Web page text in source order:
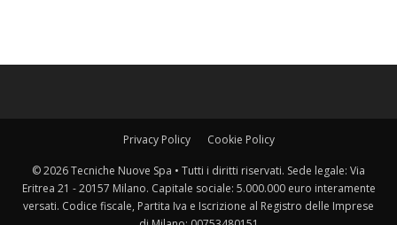
Privacy Policy Cookie Policy
© 2026 Tecniche Nuove Spa • Tutti i diritti riservati. Sede legale: Via
Eritrea 21 - 20157 Milano. Capitale sociale: 5.000.000 euro interamente
versati. Codice fiscale, Partita Iva e Iscrizione al Registro delle Imprese